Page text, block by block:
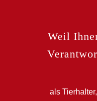
Weil
als